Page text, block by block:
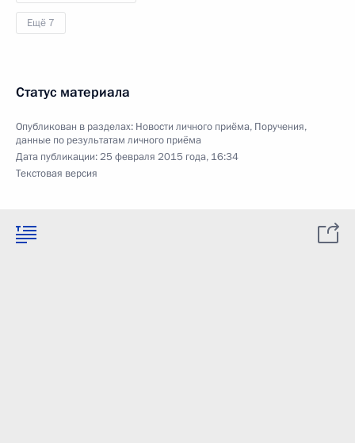
Ещё 7
Статус материала
Опубликован в разделах: Новости личного приёма, Поручения,
данные по результатам личного приёма
Дата публикации:25 февраля 2015 года, 16:34
Текстовая версия